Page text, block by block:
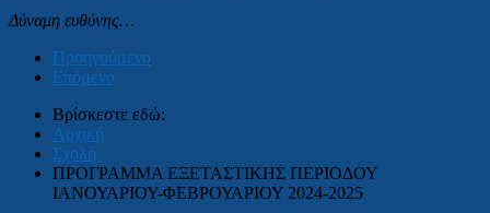
Δύναμη ευθύνης…
Προηγούμενο
Επόμενο
Βρίσκεστε εδώ:
Αρχική
Σχολή
ΠΡΟΓΡΑΜΜΑ ΕΞΕΤΑΣΤΙΚΗΣ ΠΕΡΙΟΔΟΥ
ΙΑΝΟΥΑΡΙΟΥ-ΦΕΒΡΟΥΑΡΙΟΥ 2024-2025